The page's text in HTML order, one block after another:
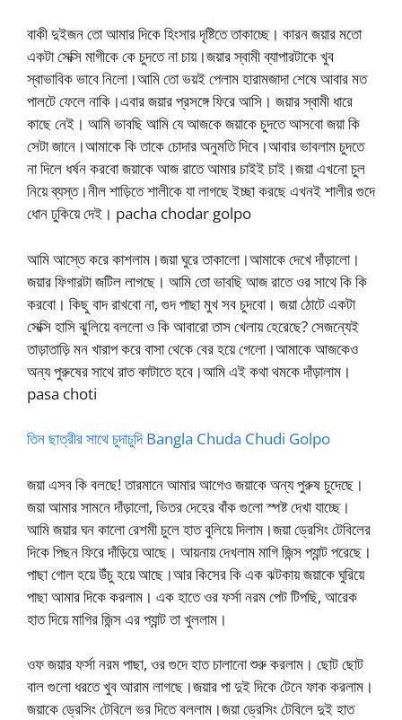
বাকী দুইজন তো আমার দিকে হিংসার দৃষ্টিতে তাকাচ্ছে। কারন জয়ার মতো
একটা সেক্সি মাগীকে কে চুদতে না চায়।জয়ার স্বামী ব্যাপারটাকে খুব
স্বাভাবিক ভাবে নিলো।আমি তো ভয়ই পেলাম হারামজাদা শেষে আবার মত
পালটে ফেলে নাকি।এবার জয়ার প্রসঙ্গে ফিরে আসি। জয়ার স্বামী ধারে
কাছে নেই। আমি ভাবছি আমি যে আজকে জয়াকে চুদতে আসবো জয়া কি
সেটা জানে।আমাকে কি তাকে চোদার অনুমতি দিবে।আবার ভাবলাম চুদতে
না দিলে ধর্ষন করবো জয়াকে আজ রাতে আমার চাইই চাই।জয়া এখনো চুল
নিয়ে ব্যস্ত।নীল শাড়িতে শালীকে যা লাগছে ইচ্ছা করছে এখনই শালীর গুদে
ধোন ঢুকিয়ে দেই। pacha chodar golpo
আমি আস্তে করে কাশলাম।জয়া ঘুরে তাকালো।আমাকে দেখে দাঁড়ালো।
জয়ার ফিগারটা জটিল লাগছে। আমি তো ভাবছি আজ রাতে ওর সাথে কি কি
করবো। কিছু বাদ রাখবো না, গুদ পাছা মুখ সব চুদবো। জয়া ঠোটে একটা
সেক্সি হাসি ঝুলিয়ে বললো ও কি আবারো তাস খেলায় হেরেছে? সেজন্যেই
তাড়াতাড়ি মন খারাপ করে বাসা থেকে বের হয়ে গেলো।আমাকে আজকেও
অন্য পুরুষের সাথে রাত কাটাতে হবে।আমি এই কথা থমকে দাঁড়ালাম।
pasa choti
তিন ছাত্রীর সাথে চুদাচুদি Bangla Chuda Chudi Golpo
জয়া এসব কি বলছে! তারমানে আমার আগেও জয়াকে অন্য পুরুষ চুদেছে।
জয়া আমার সামনে দাঁড়ালো, ভিতর দেহের বাঁক গুলো স্পষ্ট দেখা যাচ্ছে।
আমি জয়ার ঘন কালো রেশমী চুলে হাত বুলিয়ে দিলাম।জয়া ড্রেসিং টেবিলের
দিকে পিছন ফিরে দাঁড়িয়ে আছে। আয়নায় দেখলাম মাগি জিন্স প্যান্ট পরেছে।
পাছা গোল হয়ে উঁচু হয়ে আছে।আর কিসের কি এক ঝটকায় জয়াকে ঘুরিয়ে
পাছা আমার দিকে করলাম। এক হাতে ওর ফর্সা নরম পেট টিপছি, আরেক
হাত দিয়ে মাগির জিন্স এর প্যান্ট তা খুললাম।
ওফ জয়ার ফর্সা নরম পাছা, ওর গুদে হাত চালানো শুরু করলাম। ছোট ছোট
বাল গুলো ধরতে খুব আরাম লাগছে।জয়ার পা দুই দিকে টেনে ফাক করলাম।
জয়াকে ড্রেসিং টেবিলে ভর দিতে বললাম।জয়া ড্রেসিং টেবিলে দুই হাত